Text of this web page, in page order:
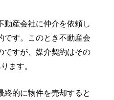
産会社に仲介を依頼し
です。このとき不動産会
ですが、媒介契約はその
ます。
的に物件を売却すると